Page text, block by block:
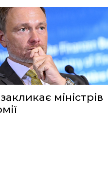
міністрів